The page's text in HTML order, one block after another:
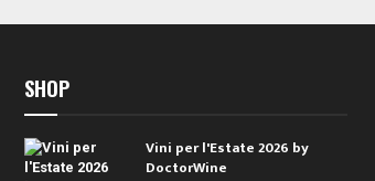
SHOP
Vini per l'Estate 2026 by
DoctorWine